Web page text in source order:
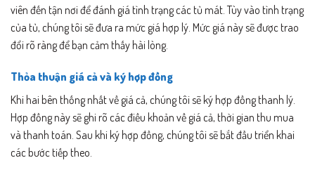
viên đến tận nơi để đánh giá tình trạng các tủ mát. Tùy vào tình trạng
của tủ, chúng tôi sẽ đưa ra mức giá hợp lý. Mức giá này sẽ được trao
đổi rõ ràng để bạn cảm thấy hài lòng.
Thỏa thuận giá cả và ký hợp đồng
Khi hai bên thống nhất về giá cả, chúng tôi sẽ ký hợp đồng thanh lý.
Hợp đồng này sẽ ghi rõ các điều khoản về giá cả, thời gian thu mua
và thanh toán. Sau khi ký hợp đồng, chúng tôi sẽ bắt đầu triển khai
các bước tiếp theo.